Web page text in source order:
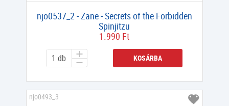
njo0537_2 - Zane - Secrets of the Forbidden
Spinjitzu
1.990 Ft
KOSÁRBA
njo0493_3